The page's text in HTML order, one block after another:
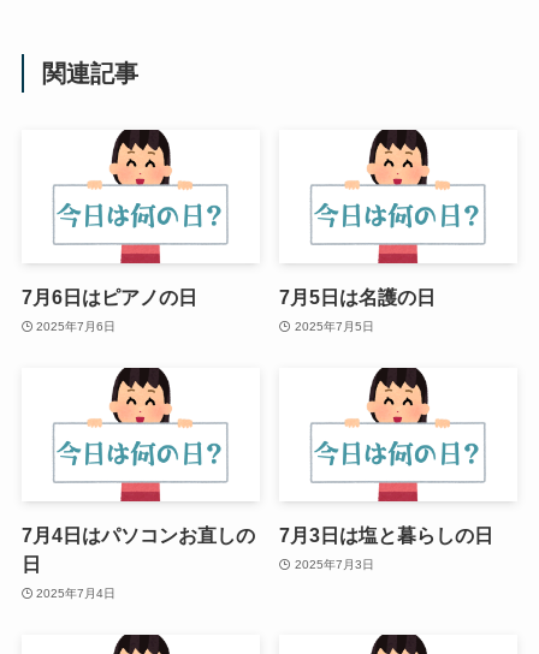
関連記事
7月6日はピアノの日
2025年7月6日
7月5日は名護の日
2025年7月5日
7月4日はパソコンお直しの
日
2025年7月4日
7月3日は塩と暮らしの日
2025年7月3日